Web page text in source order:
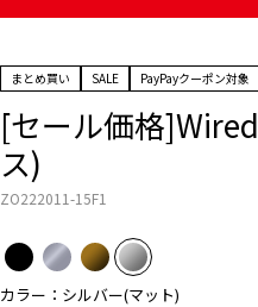
まとめ買い SALE PayPayクーポン対象
[セール価格
ス)
ZO222011-15F1
カラー：シルバー(マット)